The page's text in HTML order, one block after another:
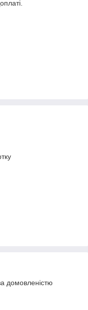
домовленістю